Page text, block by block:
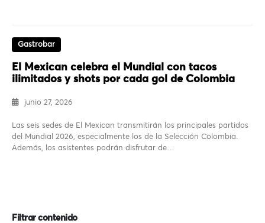
Gastrobar
El Mexican celebra el Mundial con tacos
ilimitados y shots por cada gol de Colombia
junio 27, 2026
Las seis sedes de El Mexican transmitirán los principales partidos
del Mundial 2026, especialmente los de la Selección Colombia.
Además, los asistentes podrán disfrutar de…
Filtrar contenido